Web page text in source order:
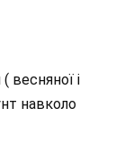
весняної і
навколо